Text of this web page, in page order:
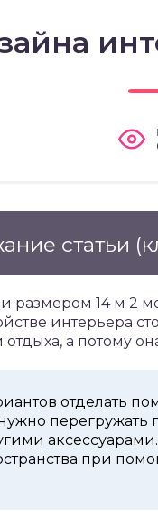
статьи
размером 14 м 2
интерьера
а потому
отделать
перегружать
при